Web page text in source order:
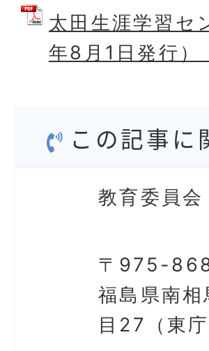
太田生涯学習セ
年8月1日発行
この記事
教育委員
〒975-
福島県南
目27（東